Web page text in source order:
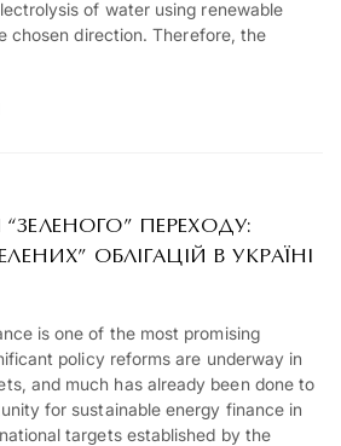
of water using renewable
chosen direction. Therefore, the
ПЕРЕХОДУ:
ОБЛІГАЦІЙ В УКРАЇНІ
is one of the most promising
policy reforms are underway in
and much has already been done to
for sustainable energy finance in
targets established by the